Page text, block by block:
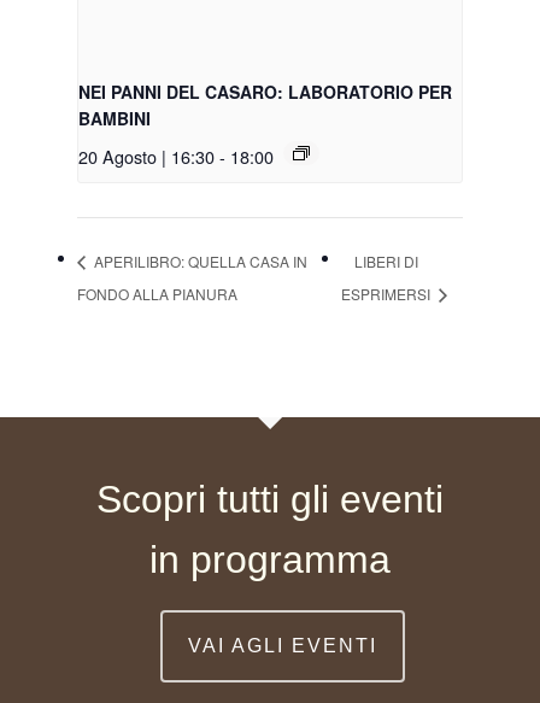
NEI PANNI DEL CASARO: LABORATORIO PER
BAMBINI
20 Agosto | 16:30- 18:00
APERILIBRO: QUELLA CASA IN
FONDO ALLA PIANURA
LIBERI DI
ESPRIMERSI
Scopri tutti gli eventi
in programma
VAI AGLI EVENTI